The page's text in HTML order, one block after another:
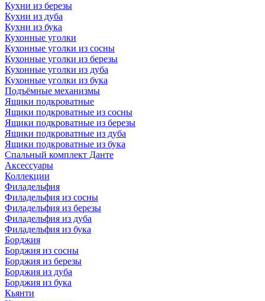
Кухни из березы
Кухни из дуба
Кухни из бука
Кухонные уголки
Кухонные уголки из сосны
Кухонные уголки из березы
Кухонные уголки из дуба
Кухонные уголки из бука
Подъёмные механизмы
Ящики подкроватные
Ящики подкроватные из сосны
Ящики подкроватные из березы
Ящики подкроватные из дуба
Ящики подкроватные из бука
Спальный комплект Данте
Аксессуары
Коллекции
Филадельфия
Филадельфия из сосны
Филадельфия из березы
Филадельфия из дуба
Филадельфия из бука
Борджия
Борджия из сосны
Борджия из березы
Борджия из дуба
Борджия из бука
Кьянти